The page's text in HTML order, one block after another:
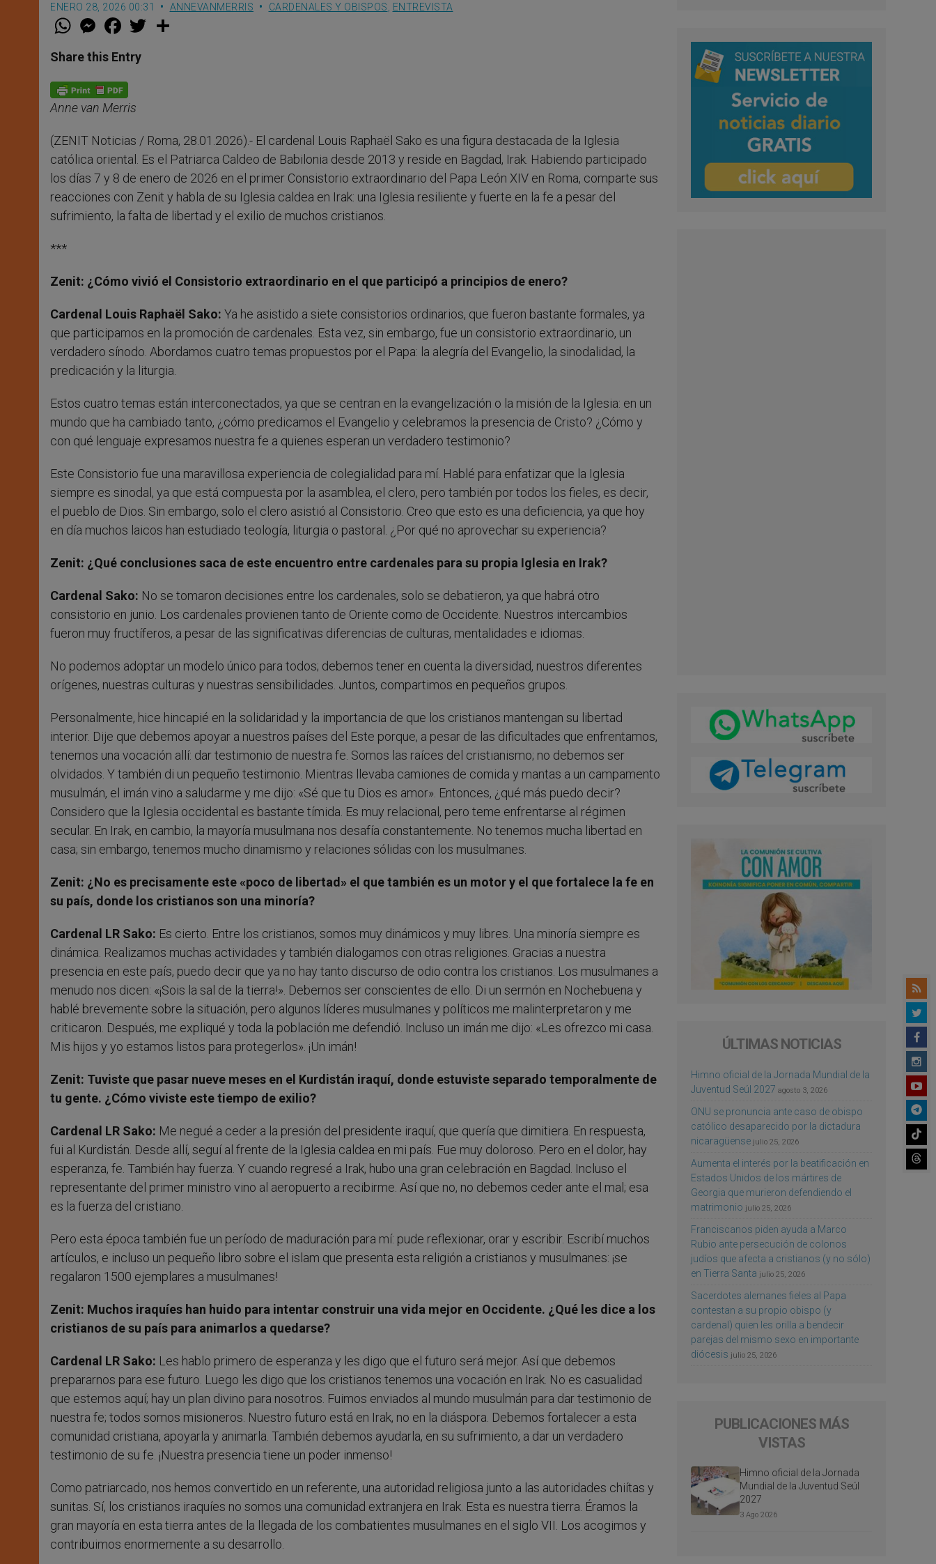
ENERO 28, 2026 00:31 ANNEVANMERRIS CARDENALES Y OBISPOS ENTREVISTA
W
t
s
p
p
M
e
s
e
g
e
r
F
a
e
b
o
k
w
Share this Entry
Anne van Merris
(ZENIT Noticias / Roma, 28.01.2026).- El cardenal Louis Raphaël Sako es una figura destacada de la Iglesia
católica oriental. Es el Patriarca Caldeo de Babilonia desde 2013 y reside en Bagdad, Irak. Habiendo participado
los días 7 y 8 de enero de 2026 en el primer Consistorio extraordinario del Papa León XIV en Roma, comparte sus
reacciones con Zenit y habla de su Iglesia caldea en Irak: una Iglesia resiliente y fuerte en la fe a pesar del
sufrimiento, la falta de libertad y el exilio de muchos cristianos.
***
Zenit: ¿Cómo vivió el Consistorio extraordinario en el que participó a principios de enero?
Cardenal Louis Raphaël Sako: Ya he asistido a siete consistorios ordinarios, que fueron bastante formales, ya
que participamos en la promoción de cardenales. Esta vez, sin embargo, fue un consistorio extraordinario, un
verdadero sínodo. Abordamos cuatro temas propuestos por el Papa: la alegría del Evangelio, la sinodalidad, la
predicación y la liturgia.
Estos cuatro temas están interconectados, ya que se centran en la evangelización o la misión de la Iglesia: en un
mundo que ha cambiado tanto, ¿cómo predicamos el Evangelio y celebramos la presencia de Cristo? ¿Cómo y
con qué lenguaje expresamos nuestra fe a quienes esperan un verdadero testimonio?
Este Consistorio fue una maravillosa experiencia de colegialidad para mí. Hablé para enfatizar que la Iglesia
siempre es sinodal, ya que está compuesta por la asamblea, el clero, pero también por todos los fieles, es decir,
el pueblo de Dios. Sin embargo, solo el clero asistió al Consistorio. Creo que esto es una deficiencia, ya que hoy
en día muchos laicos han estudiado teología, liturgia o pastoral. ¿Por qué no aprovechar su experiencia?
Zenit: ¿Qué conclusiones saca de este encuentro entre cardenales para su propia Iglesia en Irak?
Cardenal Sako: No se tomaron decisiones entre los cardenales, solo se debatieron, ya que habrá otro
consistorio en junio. Los cardenales provienen tanto de Oriente como de Occidente. Nuestros intercambios
fueron muy fructíferos, a pesar de las significativas diferencias de culturas, mentalidades e idiomas.
No podemos adoptar un modelo único para todos; debemos tener en cuenta la diversidad, nuestros diferentes
orígenes, nuestras culturas y nuestras sensibilidades. Juntos, compartimos en pequeños grupos.
Personalmente, hice hincapié en la solidaridad y la importancia de que los cristianos mantengan su libertad
interior. Dije que debemos apoyar a nuestros países del Este porque, a pesar de las dificultades que enfrentamos,
tenemos una vocación allí: dar testimonio de nuestra fe. Somos las raíces del cristianismo; no debemos ser
olvidados. Y también di un pequeño testimonio. Mientras llevaba camiones de comida y mantas a un campamento
musulmán, el imán vino a saludarme y me dijo: «Sé que tu Dios es amor». Entonces, ¿qué más puedo decir?
Considero que la Iglesia occidental es bastante tímida. Es muy relacional, pero teme enfrentarse al régimen
secular. En Irak, en cambio, la mayoría musulmana nos desafía constantemente. No tenemos mucha libertad en
casa; sin embargo, tenemos mucho dinamismo y relaciones sólidas con los musulmanes.
Zenit: ¿No es precisamente este «poco de libertad» el que también es un motor y el que fortalece la fe en
su país, donde los cristianos son una minoría?
Cardenal LR Sako: Es cierto. Entre los cristianos, somos muy dinámicos y muy libres. Una minoría siempre es
dinámica. Realizamos muchas actividades y también dialogamos con otras religiones. Gracias a nuestra
presencia en este país, puedo decir que ya no hay tanto discurso de odio contra los cristianos. Los musulmanes a
menudo nos dicen: «¡Sois la sal de la tierra!». Debemos ser conscientes de ello. Di un sermón en Nochebuena y
hablé brevemente sobre la situación, pero algunos líderes musulmanes y políticos me malinterpretaron y me
criticaron. Después, me expliqué y toda la población me defendió. Incluso un imán me dijo: «Les ofrezco mi casa.
Mis hijos y yo estamos listos para protegerlos». ¡Un imán!
Zenit: Tuviste que pasar nueve meses en el Kurdistán iraquí, donde estuviste separado temporalmente de
tu gente. ¿Cómo viviste este tiempo de exilio?
Cardenal LR Sako: Me negué a ceder a la presión del presidente iraquí, que quería que dimitiera. En respuesta,
fui al Kurdistán. Desde allí, seguí al frente de la Iglesia caldea en mi país. Fue muy doloroso. Pero en el dolor, hay
esperanza, fe. También hay fuerza. Y cuando regresé a Irak, hubo una gran celebración en Bagdad. Incluso el
representante del primer ministro vino al aeropuerto a recibirme. Así que no, no debemos ceder ante el mal; esa
es la fuerza del cristiano.
Pero esta época también fue un período de maduración para mí: pude reflexionar, orar y escribir. Escribí muchos
artículos, e incluso un pequeño libro sobre el islam que presenta esta religión a cristianos y musulmanes: ¡se
regalaron 1500 ejemplares a musulmanes!
Zenit: Muchos iraquíes han huido para intentar construir una vida mejor en Occidente. ¿Qué les dice a los
cristianos de su país para animarlos a quedarse?
Cardenal LR Sako: Les hablo primero de esperanza y les digo que el futuro será mejor. Así que debemos
prepararnos para ese futuro. Luego les digo que los cristianos tenemos una vocación en Irak. No es casualidad
que estemos aquí; hay un plan divino para nosotros. Fuimos enviados al mundo musulmán para dar testimonio de
nuestra fe; todos somos misioneros. Nuestro futuro está en Irak, no en la diáspora. Debemos fortalecer a esta
comunidad cristiana, apoyarla y animarla. También debemos ayudarla, en su sufrimiento, a dar un verdadero
testimonio de su fe. ¡Nuestra presencia tiene un poder inmenso!
Como patriarcado, nos hemos convertido en un referente, una autoridad religiosa junto a las autoridades chiítas y
sunitas. Sí, los cristianos iraquíes no somos una comunidad extranjera en Irak. Esta es nuestra tierra. Éramos la
gran mayoría en esta tierra antes de la llegada de los combatientes musulmanes en el siglo VII. Los acogimos y
contribuimos enormemente a su desarrollo.
ÚLTIMAS NOTICIAS
Himno oficial de la Jornada Mundial de la
Juventud Seúl 2027 agosto 3, 2026
ONU se pronuncia ante caso de obispo
católico desaparecido por la dictadura
nicaragüense julio 25, 2026
Aumenta el interés por la beatificación en
Estados Unidos de los mártires de
Georgia que murieron defendiendo el
matrimonio julio 25, 2026
Franciscanos piden ayuda a Marco
Rubio ante persecución de colonos
judíos que afecta a cristianos (y no sólo)
en Tierra Santa julio 25, 2026
Sacerdotes alemanes fieles al Papa
contestan a su propio obispo (y
cardenal) quien les orilla a bendecir
parejas del mismo sexo en importante
diócesis julio 25, 2026
PUBLICACIONES MÁS
VISTAS
Himno oficial de la Jornada
Mundial de la Juventud Seúl
2027
3 Ago 2026